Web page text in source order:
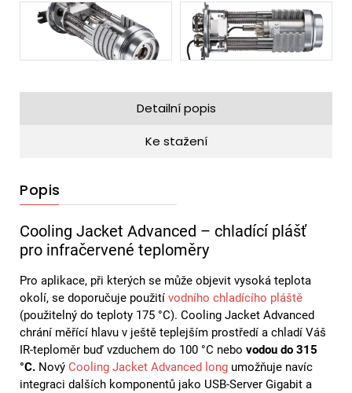
Detailní popis
Ke stažení
Popis
Cooling Jacket Advanced – chladící plášť
pro infračervené teploměry
Pro aplikace, při kterých se může objevit vysoká teplota
okolí, se doporučuje použití vodního chladícího pláště
(použitelný do teploty 175 °C). Cooling Jacket Advanced
chrání měřící hlavu v ještě teplejším prostředí a chladí Váš
IR-teploměr buď vzduchem do 100 °C nebo vodou do 315
°C. Nový Cooling Jacket Advanced long umožňuje navíc
integraci dalších komponentů jako USB-Server Gigabit a